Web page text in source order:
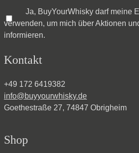
Ja, BuyYourWhisky darf meine
verwenden, um mich über Aktionen
informieren.
Kontakt
+49 172 6419382
info@buyyourwhisky.de
Goethestraße 27, 74847 Obrigheim
Shop